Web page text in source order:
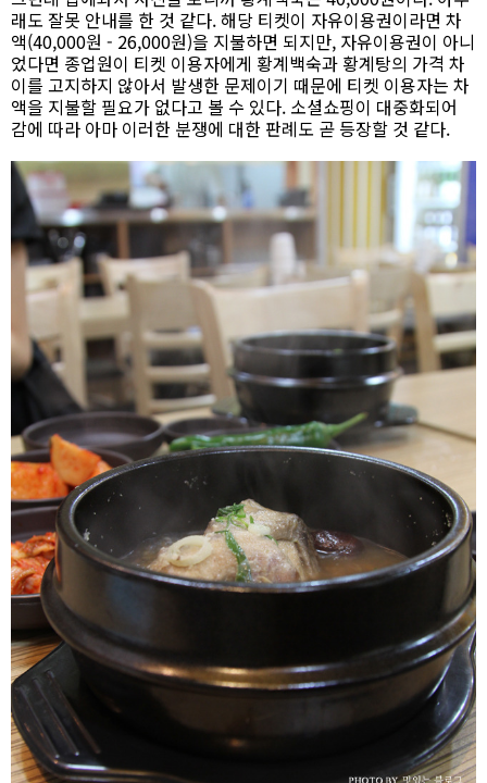
래도 잘못 안내를 한 것 같다. 해당 티켓이 자유이용권이라면 차
액(40,000원 - 26,000원)을 지불하면 되지만, 자유이용권이 아니
었다면 종업원이 티켓 이용자에게 황계백숙과 황계탕의 가격 차
이를 고지하지 않아서 발생한 문제이기 때문에 티켓 이용자는 차
액을 지불할 필요가 없다고 볼 수 있다. 소셜쇼핑이 대중화되어
감에 따라 아마 이러한 분쟁에 대한 판례도 곧 등장할 것 같다.